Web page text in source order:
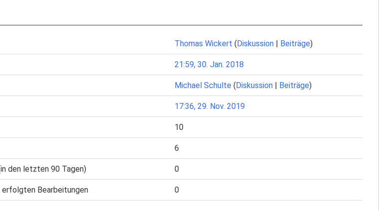
Thomas Wickert (Diskussion | Beiträge)
21:59, 30. Jan. 2018
Michael Schulte (Diskussion | Beiträge)
17:36, 29. Nov. 2019
10
6
den letzten 90 Tagen) 0
erfolgten Bearbeitungen 0